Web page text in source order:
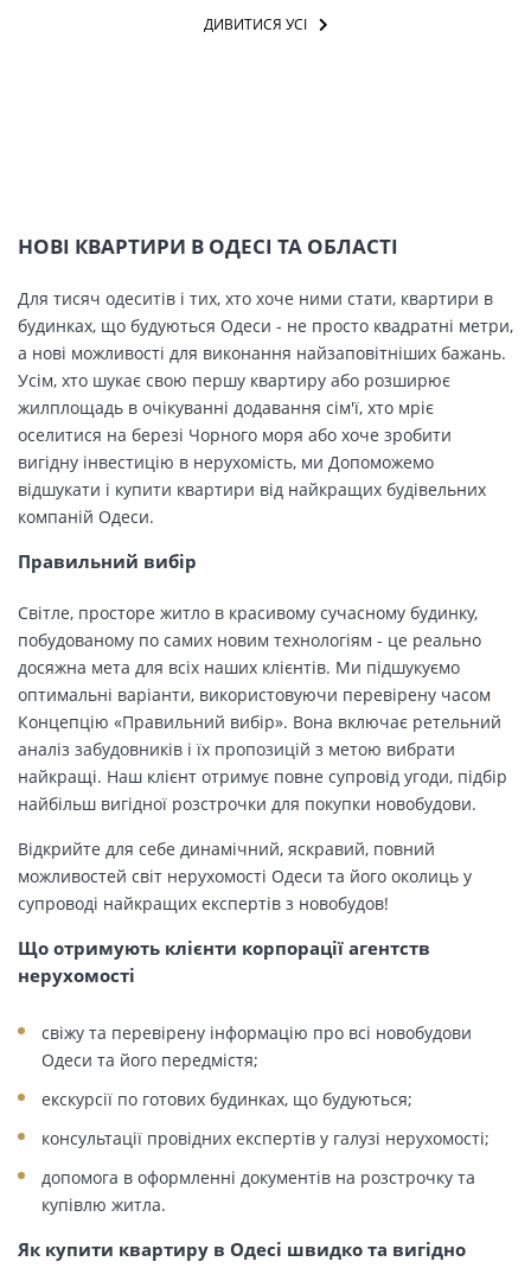
ДИВИТИСЯ УСІ
НОВІ КВАРТИРИ В ОДЕСІ ТА ОБЛАСТІ
Для тисяч одеситів і тих, хто хоче ними стати, квартири в
будинках, що будуються Одеси - не просто квадратні метри,
а нові можливості для виконання найзаповітніших бажань.
Усім, хто шукає свою першу квартиру або розширює
жилплощадь в очікуванні додавання сім'ї, хто мріє
оселитися на березі Чорного моря або хоче зробити
вигідну інвестицію в нерухомість, ми Допоможемо
відшукати і купити квартири від найкращих будівельних
компаній Одеси.
Правильний вибір
Світле, просторе житло в красивому сучасному будинку,
побудованому по самих новим технологіям - це реально
досяжна мета для всіх наших клієнтів. Ми підшукуємо
оптимальні варіанти, використовуючи перевірену часом
Концепцію «Правильний вибір». Вона включає ретельний
аналіз забудовників і їх пропозицій з метою вибрати
найкращі. Наш клієнт отримує повне супровід угоди, підбір
найбільш вигідної розстрочки для покупки новобудови.
Відкрийте для себе динамічний, яскравий, повний
можливостей світ нерухомості Одеси та його околиць у
супроводі найкращих експертів з новобудов!
Що отримують клієнти корпорації агентств
нерухомості
свіжу та перевірену інформацію про всі новобудови
Одеси та його передмістя;
екскурсії по готових будинках, що будуються;
консультації провідних експертів у галузі нерухомості;
допомога в оформленні документів на розстрочку та
купівлю житла.
Як купити квартиру в Одесі швидко та вигідно